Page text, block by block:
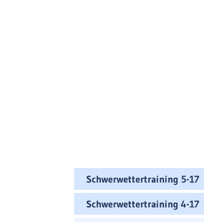
Schwerwettertraining 5-17
Schwerwettertraining 4-17